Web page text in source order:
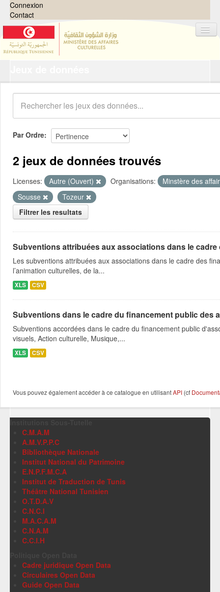
Connexion
Contact
Organisations
Groupes
Demandes 0
À propos
Par Ordre
2 jeux de données trouvés
Licenses: Autre (Ouvert) Organisations:
Minstère des
Sousse
Tozeur
Filtrer les resultats
Subventions attribuées aux associations dans le
Les subventions attribuées aux associations dans le cadre des
l’animation culturelles, de la...
XLS CSV
Subventions dans le cadre du financement public des
Subventions accordées dans le cadre du financement public
visuels, Action culturelle, Musique,...
XLS CSV
Vous pouvez également accéder à ce catalogue en utilisantAPI (cf
C.M.A.M
A.M.V.P.P.C
Bibliothèque Nationale
Institut National du Patrimoine
E.N.P.F.M.C.A
Institut de Traduction de Tunis
Théâtre National Tunisien
O.T.D.A.V
C.N.C.I
M.A.C.A.M
C.N.A.M
C.C.I.H
Cadre juridique Open Data
Circulaires Open Data
Guide Open Data